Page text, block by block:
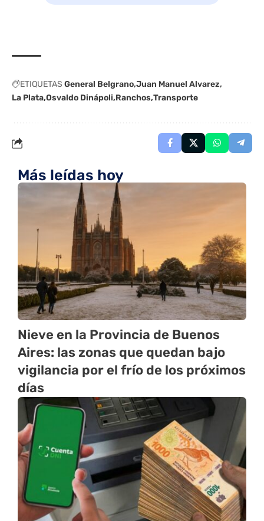
ETIQUETAS General Belgrano Juan Manuel Alvarez
La Plata Osvaldo Dinápoli Ranchos Transporte
Más leídas hoy
Nieve en la Provincia de Buenos
Aires: las zonas que quedan bajo
vigilancia por el frío de los próximos
días